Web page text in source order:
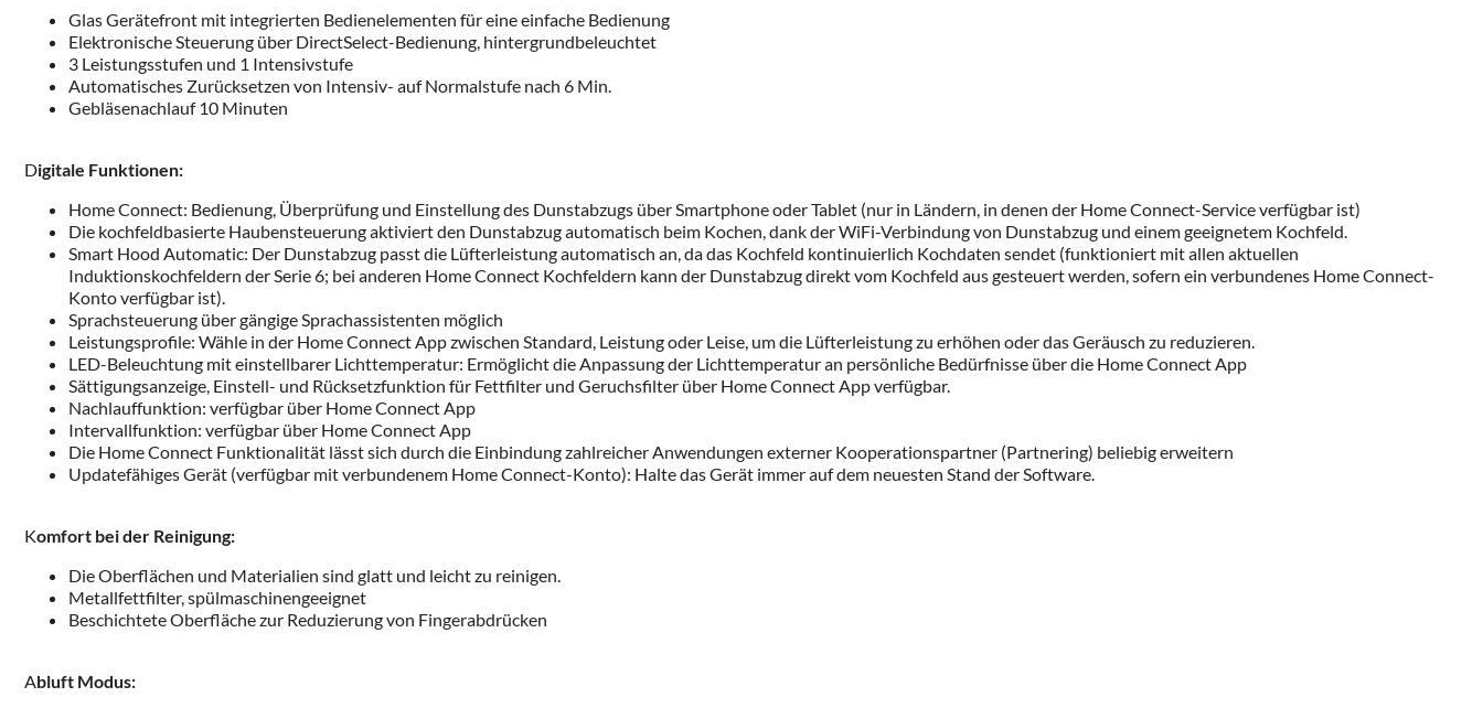
Glas Gerätefront mit integrierten Bedienelementen für eine einfache Bedienung
Elektronische Steuerung über DirectSelect-Bedienung, hintergrundbeleuchtet
3 Leistungsstufen und 1 Intensivstufe
Automatisches Zurücksetzen von Intensiv- auf Normalstufe nach 6 Min.
Gebläsenachlauf 10 Minuten
Digitale Funktionen:
Home Connect: Bedienung, Überprüfung und Einstellung des Dunstabzugs über Smartphone oder Tablet (nur in Ländern, in denen der Home Connect-Service verfügbar ist)
Die kochfeldbasierte Haubensteuerung aktiviert den Dunstabzug automatisch beim Kochen, dank der WiFi-Verbindung von Dunstabzug und einem geeignetem Kochfeld.
Smart Hood Automatic: Der Dunstabzug passt die Lüfterleistung automatisch an, da das Kochfeld kontinuierlich Kochdaten sendet (funktioniert mit allen aktuellen
Induktionskochfeldern der Serie 6; bei anderen Home Connect Kochfeldern kann der Dunstabzug direkt vom Kochfeld aus gesteuert werden, sofern ein verbundenes Home Connect-
Konto verfügbar ist).
Sprachsteuerung über gängige Sprachassistenten möglich
Leistungsprofile: Wähle in der Home Connect App zwischen Standard, Leistung oder Leise, um die Lüfterleistung zu erhöhen oder das Geräusch zu reduzieren.
LED-Beleuchtung mit einstellbarer Lichttemperatur: Ermöglicht die Anpassung der Lichttemperatur an persönliche Bedürfnisse über die Home Connect App
Sättigungsanzeige, Einstell- und Rücksetzfunktion für Fettfilter und Geruchsfilter über Home Connect App verfügbar.
Nachlauffunktion: verfügbar über Home Connect App
Intervallfunktion: verfügbar über Home Connect App
Die Home Connect Funktionalität lässt sich durch die Einbindung zahlreicher Anwendungen externer Kooperationspartner (Partnering) beliebig erweitern
Updatefähiges Gerät (verfügbar mit verbundenem Home Connect-Konto): Halte das Gerät immer auf dem neuesten Stand der Software.
Komfort bei der Reinigung:
Die Oberflächen und Materialien sind glatt und leicht zu reinigen.
Metallfettfilter, spülmaschinengeeignet
Beschichtete Oberfläche zur Reduzierung von Fingerabdrücken
Abluft Modus: